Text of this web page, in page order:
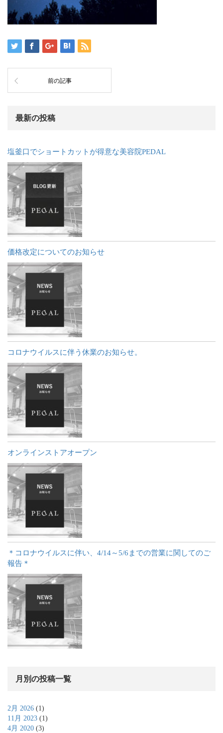
前の記事
最新の投稿
塩釜口でショートカットが得意な美容院PEDAL
価格改定についてのお知らせ
コロナウイルスに伴う休業のお知らせ。
オンラインストアオープン
＊コロナウイルスに伴い、4/14～5/6までの営業に関してのご
報告＊
月別の投稿一覧
2月 2026 (1)
11月 2023 (1)
4月 2020 (3)